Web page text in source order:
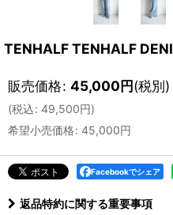
TENHALF TENHALF
販売価格: 45,000円(税別)
(税込: 49,500円)
希望小売価格: 45,000円
Facebookでシェア
返品特約に関する重要事項